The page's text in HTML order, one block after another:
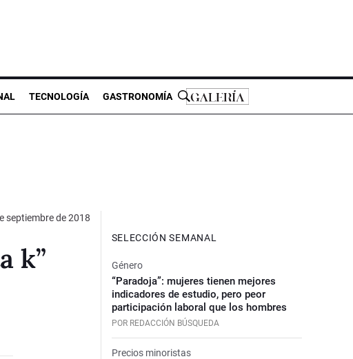
TECNOLOGÍA GASTRONOMÍA
septiembre de 2018
k”
SELECCIÓN SEMANAL
Género
“Paradoja”: mujeres tienen mejores
indicadores de estudio, pero peor
participación laboral que los hombres
POR REDACCIÓN BÚSQUEDA
Precios minoristas